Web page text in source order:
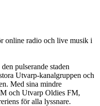
online radio och live musik i
pulserande staden
Utvarp-kanalgruppen och
Med sina mindre
och Utvarp Oldies FM,
för alla lyssnare.